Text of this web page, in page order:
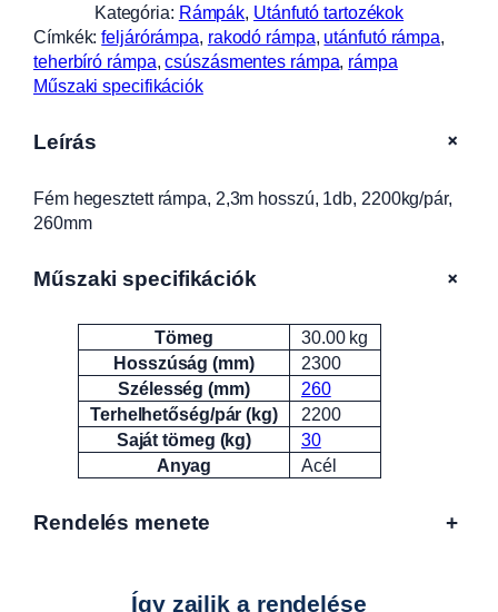
t
e
t
á
p
a
2
,
Kategória: Rámpák, Utánfutó tartozékok
Címkék:feljárórámpa, rakodó rámpa, utánfutó rámpa
teherbíró rámpa, csúszásmentes rámpa, rámpa
Műszaki specifikációk
Leírás +
Fém hegesztett rámpa, 2,3m hosszú, 1db, 2200kg/pár,
260mm
Műszaki specifikációk +
Attribútumok Érték
Tömeg
30.00 kg
Hosszúság (mm)
2300
Szélesség (mm)
260
Terhelhetőség/pár (kg)
2200
Saját tömeg (kg)
30
Anyag
Acél
Rendelés menete +
Így zajlik a rendelése